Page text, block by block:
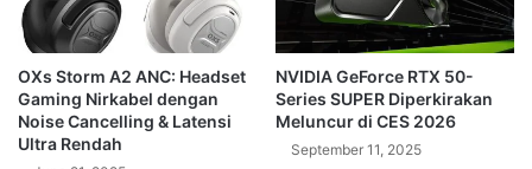
OXs Storm A2 ANC: Headset
Gaming Nirkabel dengan
Noise Cancelling & Latensi
Ultra Rendah
NVIDIA GeForce RTX 50-
Series SUPER Diperkirakan
Meluncur di CES 2026
September 11, 2025